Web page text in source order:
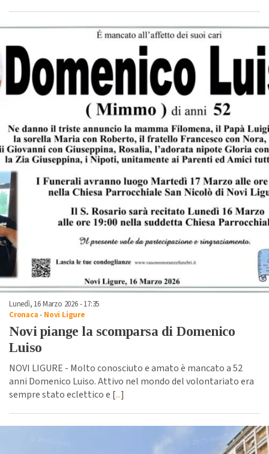
Lunedì, 16 Marzo 2026 - 17:35
Cronaca- Novi Ligure
Novi piange la scomparsa di Domenico
Luiso
NOVI LIGURE - Molto conosciuto e amato è mancato a 52
anni Domenico Luiso. Attivo nel mondo del volontariato era
sempre stato eclettico e [...]